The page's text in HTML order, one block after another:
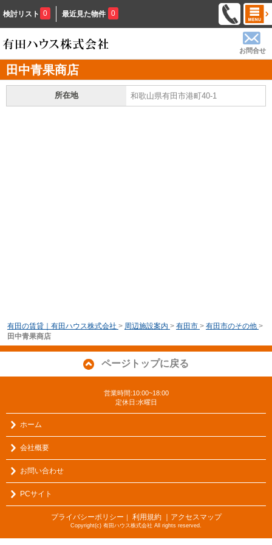
検討リスト 0 最近見た物件 0
お問合せ
田中青果商店
所在地 和歌山県有田市港町40-1
有田の賃貸｜有田ハウス株式会社 > 周辺施設案内 > 有田市 > 有田市のその他 >
田中青果商店
ページトップに戻る
営業時間:10:00~18:00
定休日:水曜日
ホーム
会社概要
お問い合わせ
PCサイト
プライバシーポリシー ｜ 利用規約 ｜アクセスマップ
Copyright(c) 有田ハウス株式会社 All rights reserved.